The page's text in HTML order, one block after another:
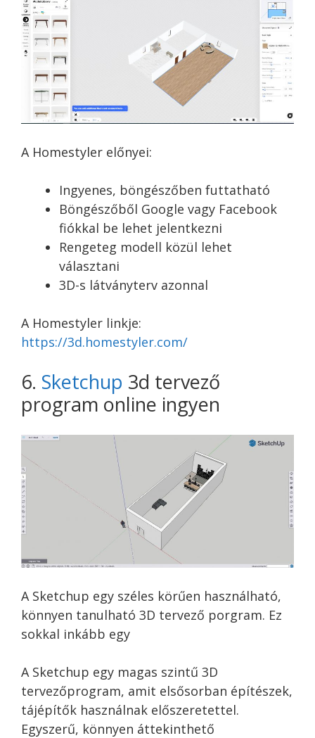
A Homestyler előnyei:
Ingyenes, böngészőben futtatható
Böngészőből Google vagy Facebook
fiókkal be lehet jelentkezni
Rengeteg modell közül lehet
választani
3D-s látványterv azonnal
A Homestyler linkje:
https://3d.homestyler.com/
6. Sketchup 3d tervező
program online ingyen
A Sketchup egy széles körűen használható,
könnyen tanulható 3D tervező porgram. Ez
sokkal inkább egy
A Sketchup egy magas szintű 3D
tervezőprogram, amit elsősorban építészek,
tájépítők használnak előszeretettel.
Egyszerű, könnyen áttekinthető